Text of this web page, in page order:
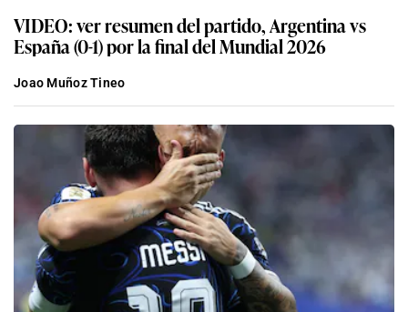
VIDEO: ver resumen del partido, Argentina vs
España (0-1) por la final del Mundial 2026
Joao Muñoz Tineo